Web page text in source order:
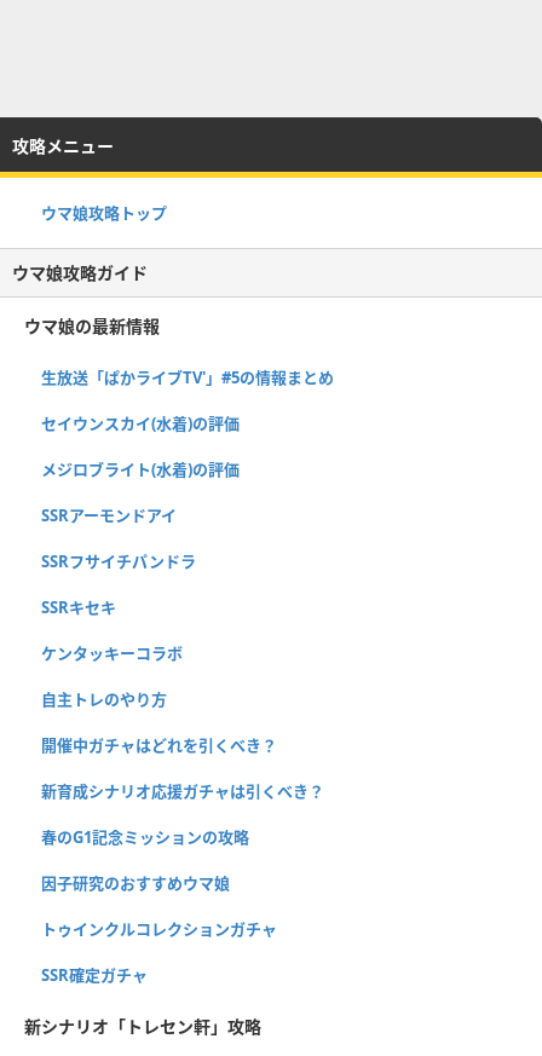
攻略メニュー
ウマ娘攻略トップ
ウマ娘攻略ガイド
ウマ娘の最新情報
生放送「ぱかライブTV'」#5の情報まとめ
セイウンスカイ(水着)の評価
メジロブライト(水着)の評価
SSRアーモンドアイ
SSRフサイチパンドラ
SSRキセキ
ケンタッキーコラボ
自主トレのやり方
開催中ガチャはどれを引くべき？
新育成シナリオ応援ガチャは引くべき？
春のG1記念ミッションの攻略
因子研究のおすすめウマ娘
トゥインクルコレクションガチャ
SSR確定ガチャ
新シナリオ「トレセン軒」攻略